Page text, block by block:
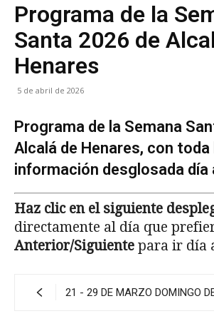
Programa de la
Santa 2026 de
Henares
5 de abril de 2026
Programa de la Semana
Alcalá de Henares, con toda
información desglosada día
Haz clic en el siguiente
directamente al día que
Anterior/Siguiente para ir día